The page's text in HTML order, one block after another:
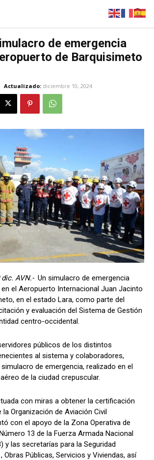
de emergencia
de Barquisimeto
Actualizado: diciembre 10, 2024
AVN.- Un simulacro de emergencia
el Aeropuerto Internacional Juan Jacinto
en el estado Lara, como parte del
y evaluación del Sistema de Gestión
centro-occidental.
públicos de los distintos
al sistema y colaboradores,
de emergencia, realizado en el
de la ciudad crepuscular.
con miras a obtener la certificación
Organización de Aviación Civil
con el apoyo de la Zona Operativa de
13 de la Fuerza Armada Nacional
y las secretarías para la Seguridad
Obras Públicas, Servicios y Viviendas, así